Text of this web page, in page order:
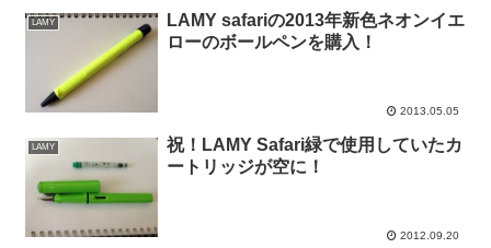
LAMY
LAMY safariの2013年新色ネオンイエ
ローのボールペンを購入！
2013.05.05
LAMY
祝！LAMY Safari緑で使用していたカ
ートリッジが空に！
2012.09.20